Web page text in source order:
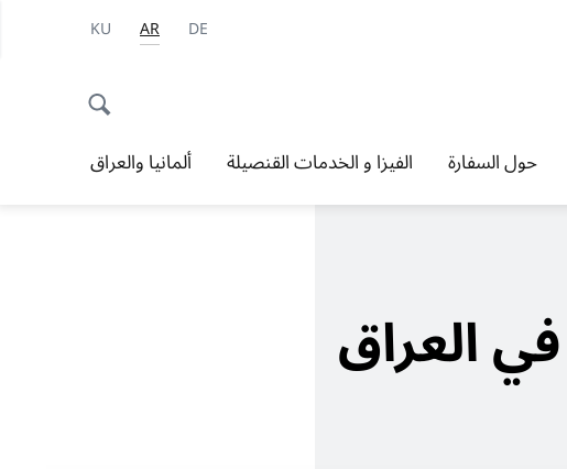
DE
AR
KU
حول السفارة الفيزا و الخدمات القنصيلة ألمانيا والعراق
العراق